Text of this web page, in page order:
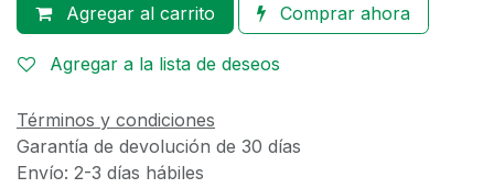
Agregar al carrito Comprar ahora
Agregar a la lista de deseos
Términos y condiciones
Garantía de devolución de 30 días
Envío: 2-3 días hábiles